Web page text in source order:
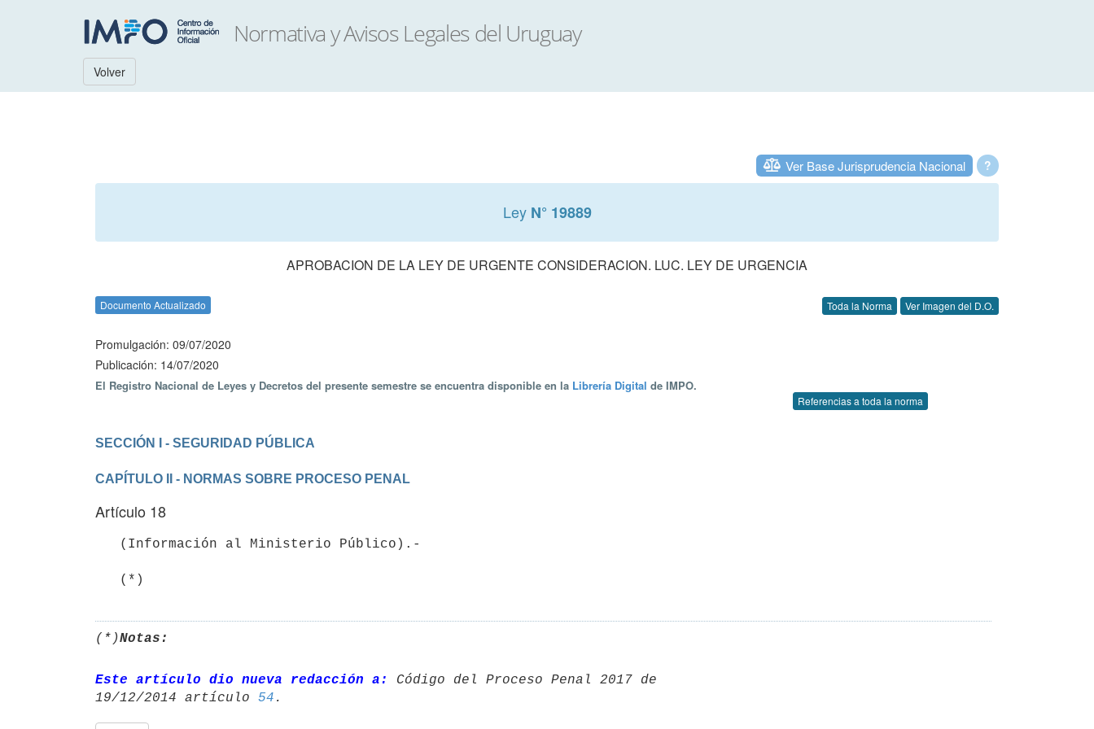
Volver
?
Ver Base Jurisprudencia Nacional
Ley N° 19889
APROBACION DE LA LEY DE URGENTE CONSIDERACION. LUC. LEY DE URGENCIA
Documento Actualizado Toda la Norma Ver Imagen del D.O.
Promulgación: 09/07/2020
Publicación: 14/07/2020
El Registro Nacional de Leyes y Decretos del presente semestre se encuentra disponible en la Librería Digital de IMPO.
Referencias a toda la norma
CAPÍTULO II - NORMAS SOBRE PROCESO PENAL
Artículo 18
   (*)
(*)Notas:
Este artículo dio nueva redacción a:
Código del Proceso Penal 2017 de
19/12/2014 artículo 54